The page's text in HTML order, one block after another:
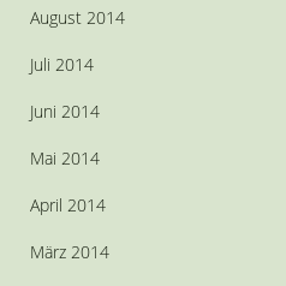
August 2014
Juli 2014
Juni 2014
Mai 2014
April 2014
März 2014